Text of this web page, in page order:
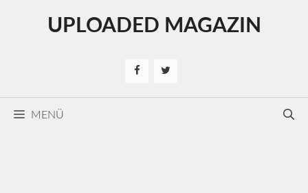
UPLOADED MAGAZIN
MENÜ